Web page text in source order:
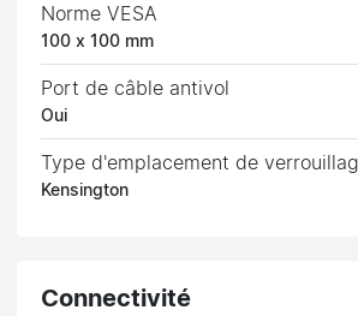
Norme VESA
100 x 100 mm
Port de câble antivol
Oui
Type d'emplacement de
Kensington
Connectivité